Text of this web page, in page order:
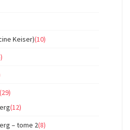
Keiser)(10)
(29)
(12)
– tome 2(8)